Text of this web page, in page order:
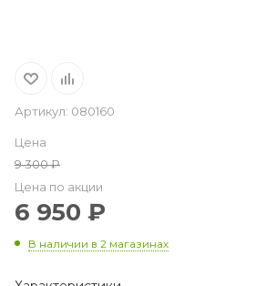
Артикул: 080160
Цена
9 300₽
Цена по акции
6 950 ₽
В наличии в 2 магазинах